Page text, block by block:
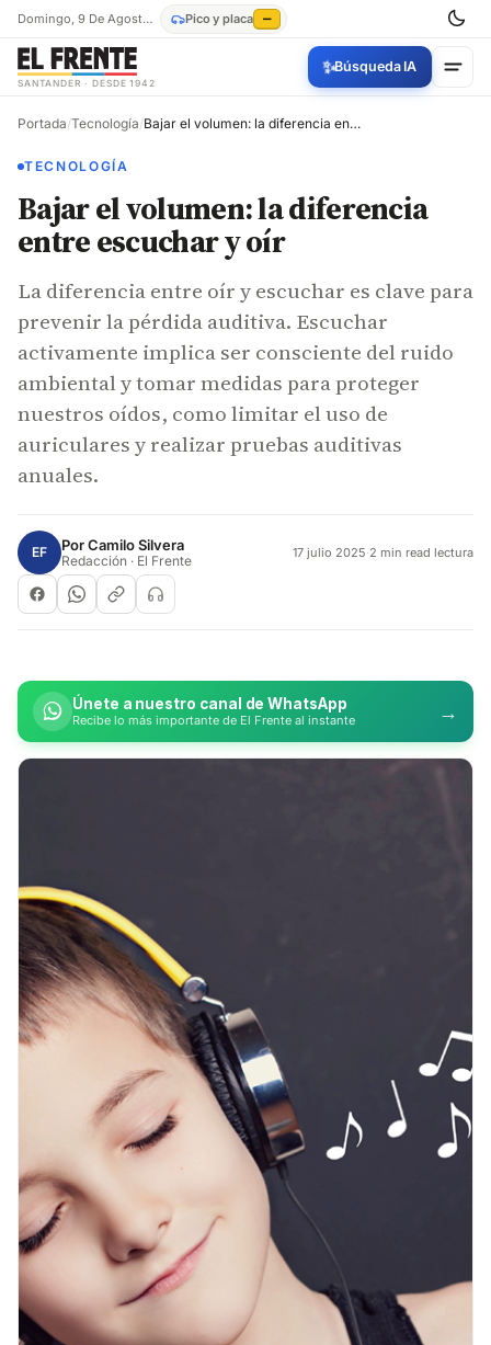
Domingo, 9 De Agosto De 2026 Pico y placa —
SANTANDER · DESDE 1942
✨Búsqueda IA
Portada/Tecnología/ Bajar el volumen: la diferencia entre escuchar y oír
TECNOLOGÍA
Bajar el volumen: la diferencia
entre escuchar y oír
La diferencia entre oír y escuchar es clave para
prevenir la pérdida auditiva. Escuchar
activamente implica ser consciente del ruido
ambiental y tomar medidas para proteger
nuestros oídos, como limitar el uso de
auriculares y realizar pruebas auditivas
anuales.
EF PorCamilo Silvera
Redacción · El Frente 17 julio 2025·2 min read lectura
Únete a nuestro canal de WhatsApp
Recibe lo más importante de El Frente al instante →